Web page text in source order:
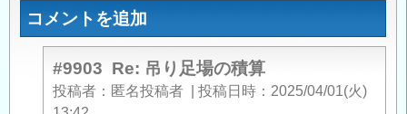
ず
コメントを追加
#9903 Re: 吊り足場の積算
投稿者 匿名投稿者 投稿日時
2025/04/01(火)